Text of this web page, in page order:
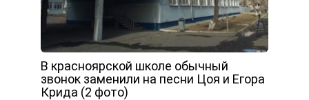
В красноярской школе обычный
звонок заменили на песни Цоя и Егора
Крида (2 фото)